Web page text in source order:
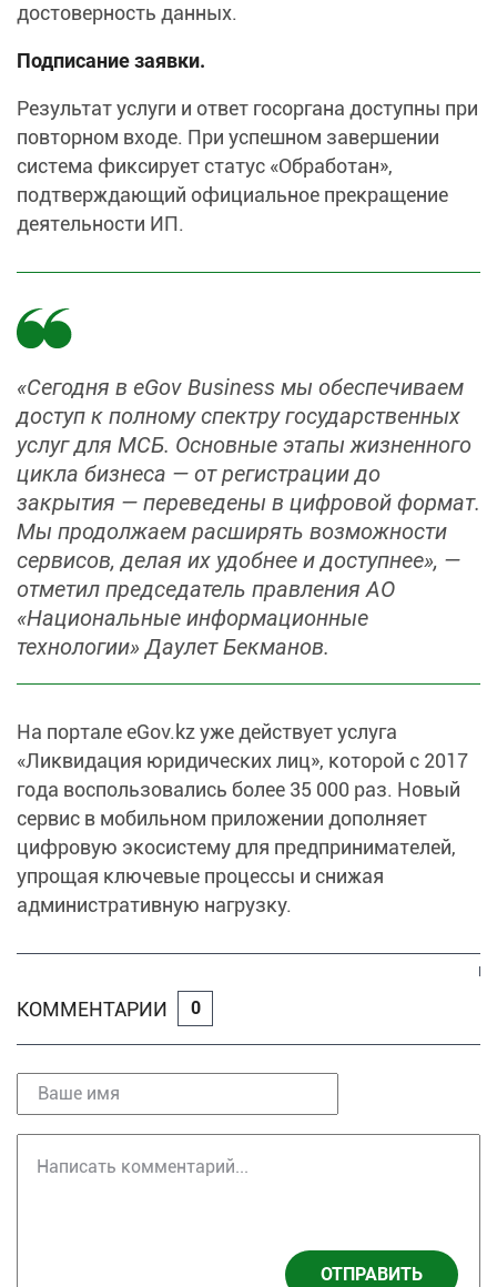
достоверность данных.
Подписание заявки.
Результат услуги и ответ госоргана доступны при
повторном входе. При успешном завершении
система фиксирует статус «Обработан»,
подтверждающий официальное прекращение
деятельности ИП.
«Сегодня в eGov Business мы обеспечиваем
доступ к полному спектру государственных
услуг для МСБ. Основные этапы жизненного
цикла бизнеса — от регистрации до
закрытия — переведены в цифровой формат.
Мы продолжаем расширять возможности
сервисов, делая их удобнее и доступнее», —
отметил председатель правления АО
«Национальные информационные
технологии» Даулет Бекманов.
На портале eGov.kz уже действует услуга
«Ликвидация юридических лиц», которой с 2017
года воспользовались более 35 000 раз. Новый
сервис в мобильном приложении дополняет
цифровую экосистему для предпринимателей,
упрощая ключевые процессы и снижая
административную нагрузку.
КОММЕНТАРИИ 0
ОТПРАВИТЬ